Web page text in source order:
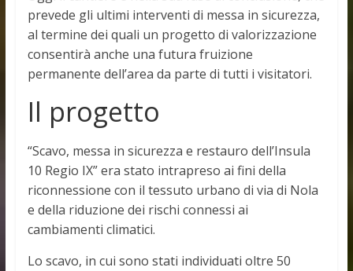
prevede gli ultimi interventi di messa in sicurezza,
al termine dei quali un progetto di valorizzazione
consentirà anche una futura fruizione
permanente dell’area da parte di tutti i visitatori.
Il progetto
“Scavo, messa in sicurezza e restauro dell’Insula
10 Regio IX” era stato intrapreso ai fini della
riconnessione con il tessuto urbano di via di Nola
e della riduzione dei rischi connessi ai
cambiamenti climatici.
Lo scavo, in cui sono stati individuati oltre 50